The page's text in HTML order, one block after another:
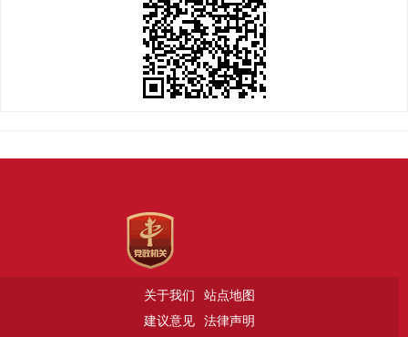
关于我们 站点地图
建议意见 法律声明